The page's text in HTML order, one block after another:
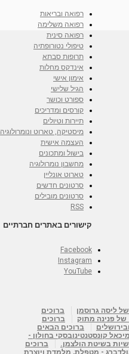
רפואה ובריאות
רפואה משלימה
רפואה סינית
טיפולי נטורופתיה
תרופות סבתא
אינדקס מחלות
אימון אישי
הגיל שלישי
ספורט וכושר
קורסים ומדריכים
תיירות וטיולים
מיסטיקה, טארוט ונומרולוגיה
העצמה אישית
בישול ומתכונים
מחשבון נומרולוגיה
טארוט אונליין
סרטונים חדשים
סרטונים מובילים
RSS
קישורים באתרים חברתיים
Facebook
Instagram
YouTube
ליסה גרוסמן
ברוכים
של פנינה מתוק
ברוכים
ברוכים הבאים
קונסטנטינובסקי בחולון -
בשיטת הולצמן.
ברוכים
- מטפלת, מלמדת ויוצרת